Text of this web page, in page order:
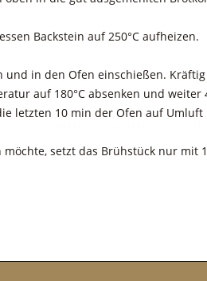
Backstein auf 250°C aufheizen.
in den Ofen einschießen.
auf 180°C absenken und weiter
letzten 10 min der Ofen auf
setzt das Brühstück nur mit